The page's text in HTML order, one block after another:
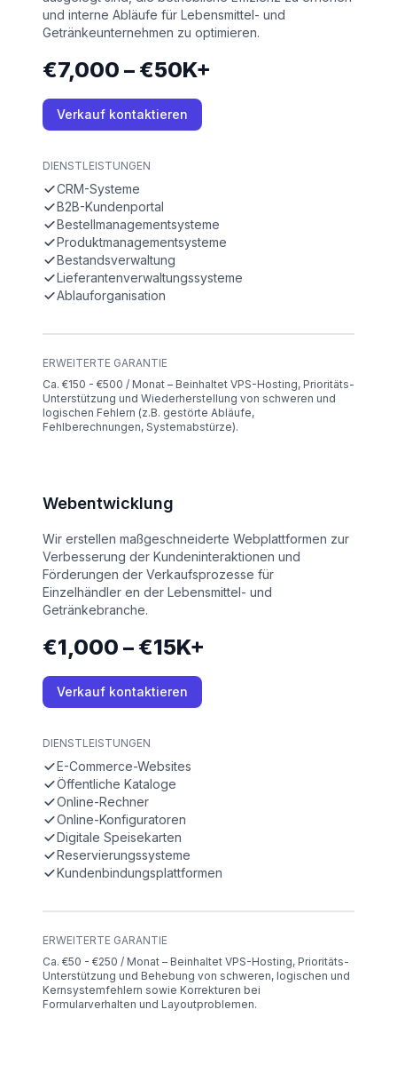
und interne Abläufe für Lebensmittel- und
Getränkeunternehmen zu optimieren.
€7,000 – €50K+
Verkauf kontaktieren
DIENSTLEISTUNGEN
CRM-Systeme
B2B-Kundenportal
Bestellmanagementsysteme
Produktmanagementsysteme
Bestandsverwaltung
Lieferantenverwaltungssysteme
Ablauforganisation
ERWEITERTE GARANTIE
Ca. €150 - €500 / Monat – Beinhaltet VPS-Hosting, Prioritäts-
Unterstützung und Wiederherstellung von schweren und
logischen Fehlern (z.B. gestörte Abläufe,
Fehlberechnungen, Systemabstürze).
Webentwicklung
Wir erstellen maßgeschneiderte Webplattformen zur
Verbesserung der Kundeninteraktionen und
Förderungen der Verkaufsprozesse für
Einzelhändler en der Lebensmittel- und
Getränkebranche.
€1,000 – €15K+
Verkauf kontaktieren
DIENSTLEISTUNGEN
E-Commerce-Websites
Öffentliche Kataloge
Online-Rechner
Online-Konfiguratoren
Digitale Speisekarten
Reservierungssysteme
Kundenbindungsplattformen
ERWEITERTE GARANTIE
Ca. €50 - €250 / Monat – Beinhaltet VPS-Hosting, Prioritäts-
Unterstützung und Behebung von schweren, logischen und
Kernsystemfehlern sowie Korrekturen bei
Formularverhalten und Layoutproblemen.